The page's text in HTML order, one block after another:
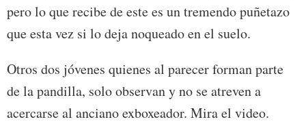
pero lo que recibe de este es un tremendo puñetazo
que esta vez si lo deja noqueado en el suelo.
Otros dos jóvenes quienes al parecer forman parte
de la pandilla, solo observan y no se atreven a
acercarse al anciano exboxeador. Mira el video.